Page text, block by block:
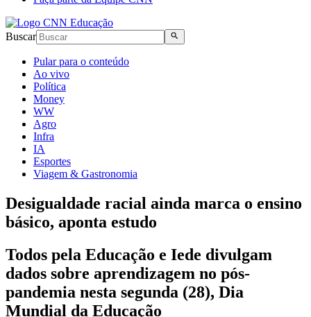
Buscar
Pular para o conteúdo
Ao vivo
Política
Money
WW
Agro
Infra
IA
Esportes
Viagem & Gastronomia
Desigualdade racial ainda marca o ensino
básico, aponta estudo
Todos pela Educação e Iede divulgam
dados sobre aprendizagem no pós-
pandemia nesta segunda (28), Dia
Mundial da Educação